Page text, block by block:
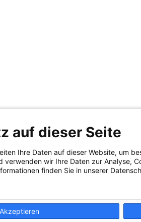
auf dieser Seite
Ihre Daten auf dieser Website, um
verwenden wir Ihre Daten zur Analyse,
finden Sie in unserer
Akzeptieren